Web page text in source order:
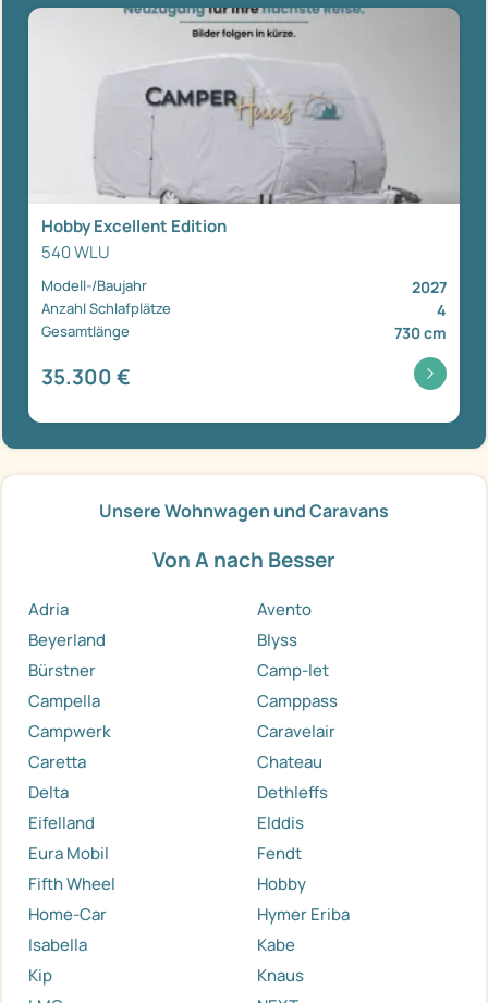
Hobby Excellent Edition
540 WLU
Modell-/Baujahr 2027
Anzahl Schlafplätze 4
Gesamtlänge 730 cm
35.300 €
Unsere Wohnwagen und Caravans
Von A nach Besser
Adria
Avento
Beyerland
Blyss
Bürstner
Camp-let
Campella
Camppass
Campwerk
Caravelair
Caretta
Chateau
Delta
Dethleffs
Eifelland
Elddis
Eura Mobil
Fendt
Fifth Wheel
Hobby
Home-Car
Hymer Eriba
Isabella
Kabe
Kip
Knaus